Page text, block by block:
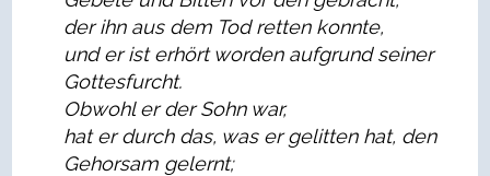
der ihn aus dem Tod retten konnte,
und er ist erhört worden aufgrund seiner
Gottesfurcht.
Obwohl er der Sohn war,
hat er durch das, was er gelitten hat, den
Gehorsam gelernt;